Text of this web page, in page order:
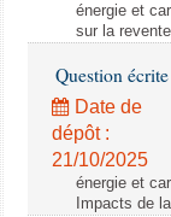
énergie et
sur la
Question
Date de
dépôt :
21/10/2025
énergie et
Impacts de